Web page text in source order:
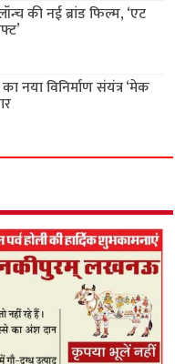
की नई ब्रांड फिल्म, ‘एट
नया विनिर्माण संयंत्र ‘मेक